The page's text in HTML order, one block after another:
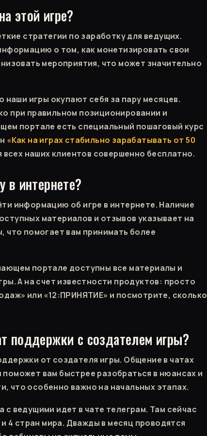
этой игре?
стратегии по заработку для ведущих.
о том, как монетизировать свои
мероприятия, что может значительно
наши игры окупают себя за пару месяцев.
при правильном позиционировании и
портале есть специальный пошаговый курс
«Как на играх стабильно зарабатывать от 50
всех наших клиентов совершенно бесплатно.
в интернете?
информацию об игре в интернете. Наличие
материалов и отзывов указывает на
что помогает вам принимать более
портале доступны все материалы и
А на счет известности продуктов: просто
или «12:ПРИНЯТИЕ» и посмотрите, сколько
поддержки с создателем игры?
от создателя игры. Общение в чатах
вам быстрее разобраться в нюансах и
что особенно важно на начальных этапах.
ведущими идет в чате телеграм. Там сейчас
4 стран мира. Дважды в месяц проводятся